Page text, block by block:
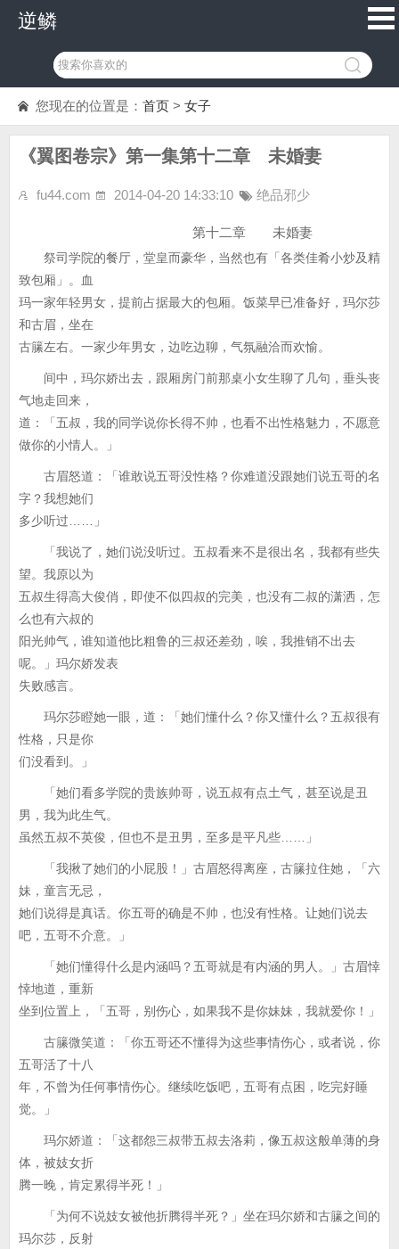
逆鳞
您现在的位置是： 首页 > 女子
《翼图卷宗》第一集第十二章 未婚妻
fu44.com 2014-04-20 14:33:10 绝品邪少
第十二章 未婚妻
祭司学院的餐厅，堂皇而豪华，当然也有「各类佳肴小炒及精
致包厢」。血
玛一家年轻男女，提前占据最大的包厢。饭菜早已准备好，玛尔莎
和古眉，坐在
古籘左右。一家少年男女，边吃边聊，气氛融洽而欢愉。
间中，玛尔娇出去，跟厢房门前那桌小女生聊了几句，垂头丧
气地走回来，
道：「五叔，我的同学说你长得不帅，也看不出性格魅力，不愿意
做你的小情人。」
古眉怒道：「谁敢说五哥没性格？你难道没跟她们说五哥的名
字？我想她们
多少听过……」
「我说了，她们说没听过。五叔看来不是很出名，我都有些失
望。我原以为
五叔生得高大俊俏，即使不似四叔的完美，也没有二叔的潇洒，怎
么也有六叔的
阳光帅气，谁知道他比粗鲁的三叔还差劲，唉，我推销不出去
呢。」玛尔娇发表
失败感言。
玛尔莎瞪她一眼，道：「她们懂什么？你又懂什么？五叔很有
性格，只是你
们没看到。」
「她们看多学院的贵族帅哥，说五叔有点土气，甚至说是丑
男，我为此生气。
虽然五叔不英俊，但也不是丑男，至多是平凡些……」
「我揪了她们的小屁股！」古眉怒得离座，古籘拉住她，「六
妹，童言无忌，
她们说得是真话。你五哥的确是不帅，也没有性格。让她们说去
吧，五哥不介意。」
「她们懂得什么是内涵吗？五哥就是有内涵的男人。」古眉悻
悻地道，重新
坐到位置上，「五哥，别伤心，如果我不是你妹妹，我就爱你！」
古籘微笑道：「你五哥还不懂得为这些事情伤心，或者说，你
五哥活了十八
年，不曾为任何事情伤心。继续吃饭吧，五哥有点困，吃完好睡
觉。」
玛尔娇道：「这都怨三叔带五叔去洛莉，像五叔这般单薄的身
体，被妓女折
腾一晚，肯定累得半死！」
「为何不说妓女被他折腾得半死？」坐在玛尔娇和古籘之间的
玛尔莎，反射